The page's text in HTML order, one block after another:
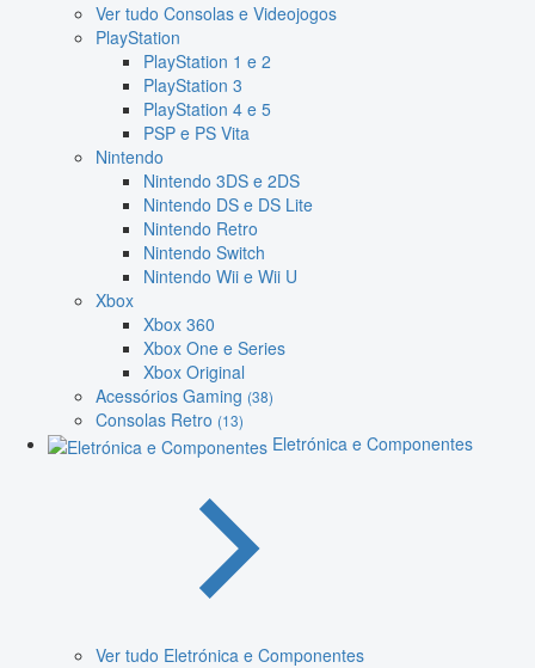
Ver tudo Consolas e Videojogos
PlayStation
PlayStation 1 e 2
PlayStation 3
PlayStation 4 e 5
PSP e PS Vita
Nintendo
Nintendo 3DS e 2DS
Nintendo DS e DS Lite
Nintendo Retro
Nintendo Switch
Nintendo Wii e Wii U
Xbox
Xbox 360
Xbox One e Series
Xbox Original
Acessórios Gaming (38)
Consolas Retro (13)
Eletrónica e Componentes
Ver tudo Eletrónica e Componentes